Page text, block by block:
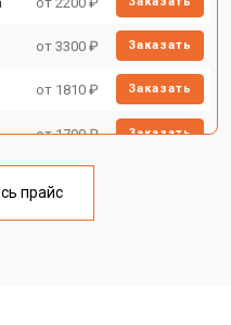
от 3300 ₽ Заказать
от 1810 ₽ Заказать
от 1700 ₽ Заказать
от 1700 ₽
прайс